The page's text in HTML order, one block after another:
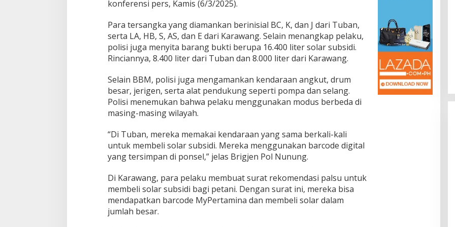
n
,
8
T
e
r
a
n
g
k
a
i
t
a
k
a
p
konferensi pers, Kamis (6/3/2025).
Para tersangka yang diamankan berinisial BC, K, dan J dari Tuban,
serta LA, HB, S, AS, dan E dari Karawang. Selain menangkap pelaku,
polisi juga menyita barang bukti berupa 16.400 liter solar subsidi.
Rinciannya, 8.400 liter dari Tuban dan 8.000 liter dari Karawang.
Selain BBM, polisi juga mengamankan kendaraan angkut, drum
besar, jerigen, serta alat pendukung seperti pompa dan selang.
Polisi menemukan bahwa pelaku menggunakan modus berbeda di
masing-masing wilayah.
“Di Tuban, mereka memakai kendaraan yang sama berkali-kali
untuk membeli solar subsidi. Mereka menggunakan barcode digital
yang tersimpan di ponsel,” jelas Brigjen Pol Nunung.
Di Karawang, para pelaku membuat surat rekomendasi palsu untuk
membeli solar subsidi bagi petani. Dengan surat ini, mereka bisa
mendapatkan barcode MyPertamina dan membeli solar dalam
jumlah besar.
Jalan Bergelombang dan Minim
Lampu di Ruas Bumiayu–
Bantarkawung Telan Korban,
Innova Hantam Pohon di
Bantarkawung
In Berita, Daerah, Ekonomi, Hukum & Kriminal, Info
Desa, Nasional, Otomatif, Politik,